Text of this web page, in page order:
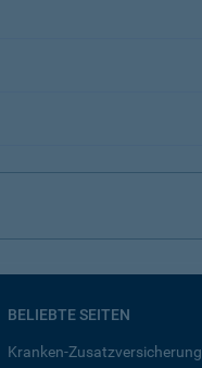
BELIEBTE SEITEN
Kranken-Zusatzversicherung